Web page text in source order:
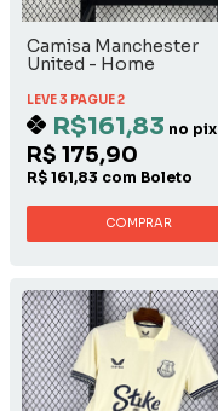
Camisa Manchester
United - Home
LEVE 3 PAGUE 2
R$161,83 no pix
R$ 175,90
R$ 161,83 com Boleto
COMPRAR